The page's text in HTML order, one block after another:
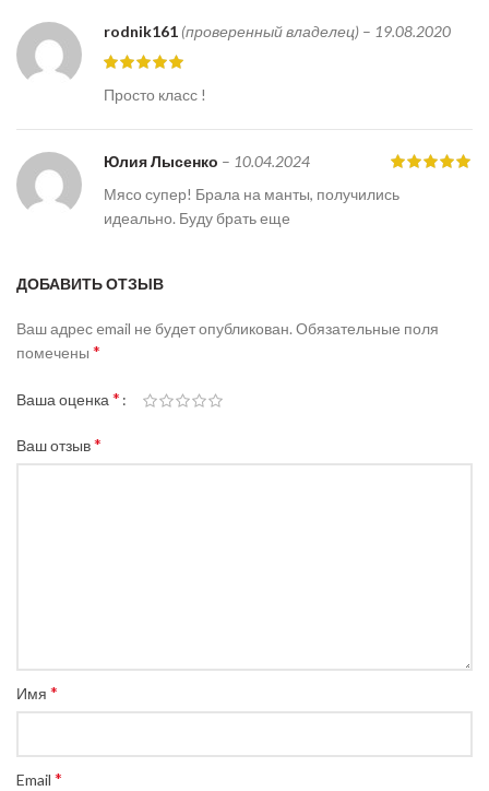
rodnik161 (проверенный владелец) – 19.08.2020
Просто класс !
Юлия Лысенко – 10.04.2024
Мясо супер! Брала на манты, получились
идеально. Буду брать еще
ДОБАВИТЬ ОТЗЫВ
Ваш адрес email не будет опубликован. Обязательные поля
помечены *
Ваша оценка*
Ваш отзыв*
Имя *
Email *